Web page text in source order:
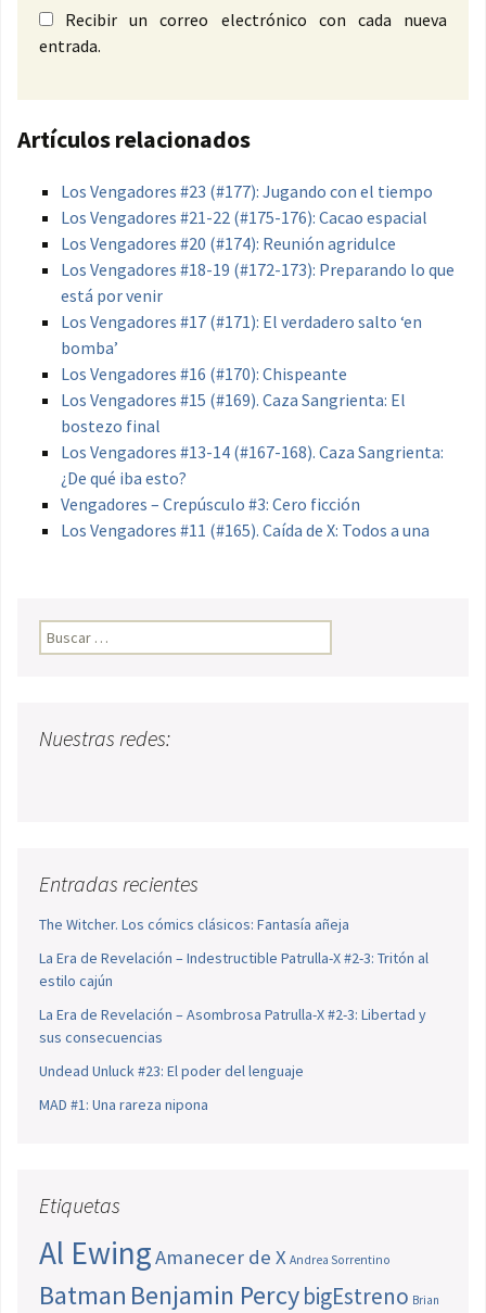
Recibir un correo electrónico con cada nueva
entrada.
Artículos relacionados
Los Vengadores #23 (#177): Jugando con el tiempo
Los Vengadores #21-22 (#175-176): Cacao espacial
Los Vengadores #20 (#174): Reunión agridulce
Los Vengadores #18-19 (#172-173): Preparando lo que
está por venir
Los Vengadores #17 (#171): El verdadero salto ‘en
bomba’
Los Vengadores #16 (#170): Chispeante
Los Vengadores #15 (#169). Caza Sangrienta: El
bostezo final
Los Vengadores #13-14 (#167-168). Caza Sangrienta:
¿De qué iba esto?
Vengadores – Crepúsculo #3: Cero ficción
Los Vengadores #11 (#165). Caída de X: Todos a una
Buscar:
Nuestras redes:
Entradas recientes
The Witcher. Los cómics clásicos: Fantasía añeja
La Era de Revelación – Indestructible Patrulla-X #2-3: Tritón al
estilo cajún
La Era de Revelación – Asombrosa Patrulla-X #2-3: Libertad y
sus consecuencias
Undead Unluck #23: El poder del lenguaje
MAD #1: Una rareza nipona
Etiquetas
Al EwingAmanecer de X Andrea Sorrentino
Batman Benjamin PercybigEstreno Brian